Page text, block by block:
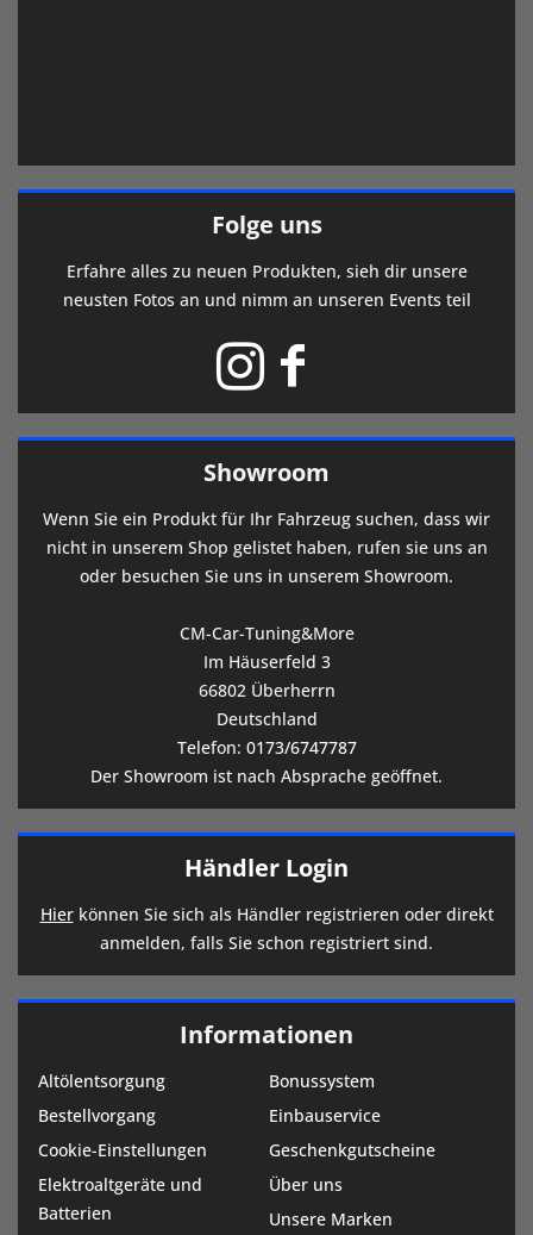
Folge uns
Erfahre alles zu neuen Produkten, sieh dir unsere
neusten Fotos an und nimm an unseren Events teil
Showroom
Wenn Sie ein Produkt für Ihr Fahrzeug suchen, dass wir
nicht in unserem Shop gelistet haben, rufen sie uns an
oder besuchen Sie uns in unserem Showroom.
CM-Car-Tuning&More
Im Häuserfeld 3
66802 Überherrn
Deutschland
Telefon: 0173/6747787
Der Showroom ist nach Absprache geöffnet.
Händler Login
Hierkönnen Sie sich als Händler registrieren oder direkt
anmelden, falls Sie schon registriert sind.
Informationen
Altölentsorgung
Bestellvorgang
Cookie-Einstellungen
Elektroaltgeräte und
Batterien
Bonussystem
Einbauservice
Geschenkgutscheine
Über uns
Unsere Marken